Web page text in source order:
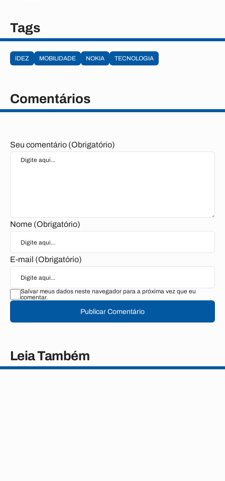
Tags
IDEZ MOBILIDADE NOKIA TECNOLOGIA
Comentários
Seu comentário (Obrigatório)
Nome (Obrigatório)
E-mail (Obrigatório)
Salvar meus dados neste navegador para a próxima vez que eu
comentar.
Publicar Comentário
Leia Também